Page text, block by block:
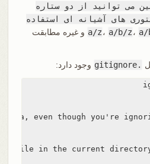
همچنین می توانید از دو ستاره
های آشیانه ای استفاده
a/z، a/b/z، a/
و غیره مطابقت
.gitignore وجود دارد: